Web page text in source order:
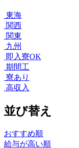
東海
関西
関東
九州
即入寮OK
期間工
寮あり
高収入
並び替え
おすすめ順
給与が高い順